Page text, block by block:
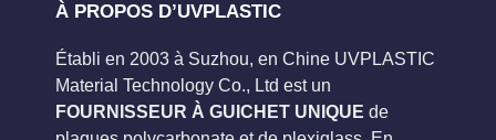
À PROPOS D’UVPLASTIC
Établi en 2003 à Suzhou, en Chine UVPLASTIC
Material Technology Co., Ltd est un
FOURNISSEUR À GUICHET UNIQUE de